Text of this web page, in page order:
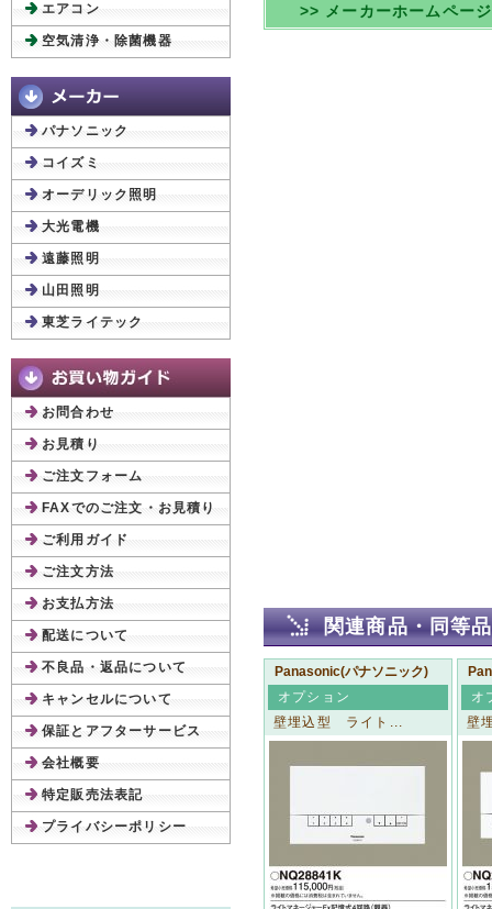
>> メーカーホームペー
関連商品・同等品
Panasonic(パナソニック)
オプション
壁埋込型 ライト...
オ
壁
エアコン
空気清浄・除菌機器
パナソニック
コイズミ
オーデリック照明
大光電機
遠藤照明
山田照明
東芝ライテック
お問合わせ
お見積り
ご注文フォーム
FAXでのご注文・お見積り
ご利用ガイド
ご注文方法
お支払方法
配送について
不良品・返品について
キャンセルについて
保証とアフターサービス
会社概要
特定販売法表記
プライバシーポリシー